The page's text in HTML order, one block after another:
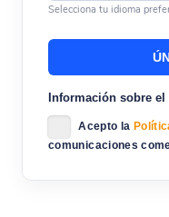
Selecciona tu idioma
Información sobre
Acepto la
comunicaciones